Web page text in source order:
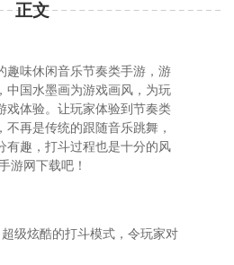
正文
趣味休闲音乐节奏类手游，游
中国水墨画为游戏画风，为玩
戏体验。让玩家体验到节奏类
再是传统的跟随音乐跳舞，
有趣，打斗过程也是十分的风
游网下载吧！
级炫酷的打斗模式，令玩家对